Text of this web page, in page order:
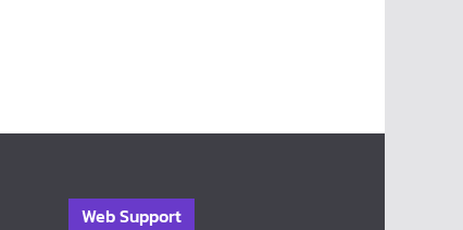
Web Support